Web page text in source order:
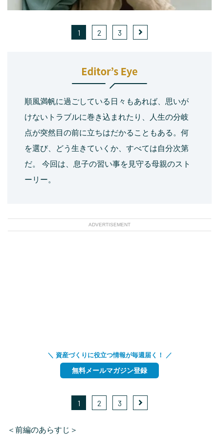
1 2 3
順風満帆に過ごしている日々もあれば、思いが
けないトラブルに巻き込まれたり、人生の分岐
点が突然目の前に立ちはだかることもある。何
を選び、どう生きていくか、すべては自分次第
だ。 今回は、息子の習い事を見守る母親のスト
ーリー。
ADVERTISEMENT
＼ 資産づくりに役立つ情報が毎週届く！ ／
無料メールマガジン登録
1 2 3
＜前編のあらすじ＞